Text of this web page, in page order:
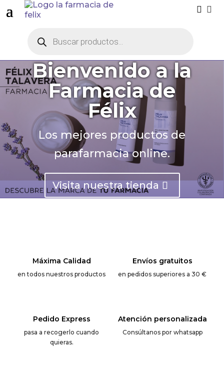
 
productos
Bienvenido a la
Farmacia de
Félix
Los mejores productos de
parafarmacia online.
Visita nuestra tienda
Máxima Calidad
en todos nuestros productos
Envíos gratuitos
en pedidos superiores a 30 €
Pedido Express
pasa a recogerlo cuando
quieras.
Atención personalizada
Consúltanos por whatsapp